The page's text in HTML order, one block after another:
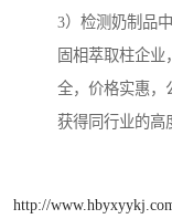
3）检测奶制品
固相萃取柱企
全，价格实惠，
获得同行业的高
http://